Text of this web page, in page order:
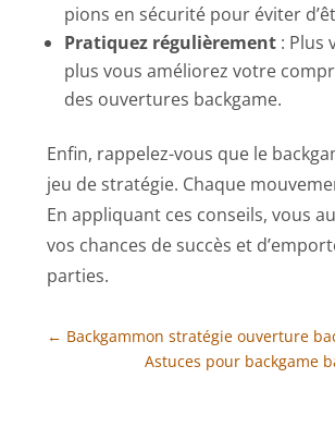
pions en sécurité pour éviter
Pratiquez régulièrement : Plus
plus vous améliorez votre
des ouvertures backgame.
Enfin, rappelez-vous que le
jeu de stratégie. Chaque
En appliquant ces conseils, vous
vos chances de succès et
parties.
← Backgammon stratégie ouverture
Astuces pour backgame